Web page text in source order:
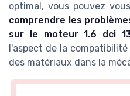
optimal, vous pouvez
comprendre les
sur le moteur 1.6 dci
l'aspect de la
des matériaux dans la